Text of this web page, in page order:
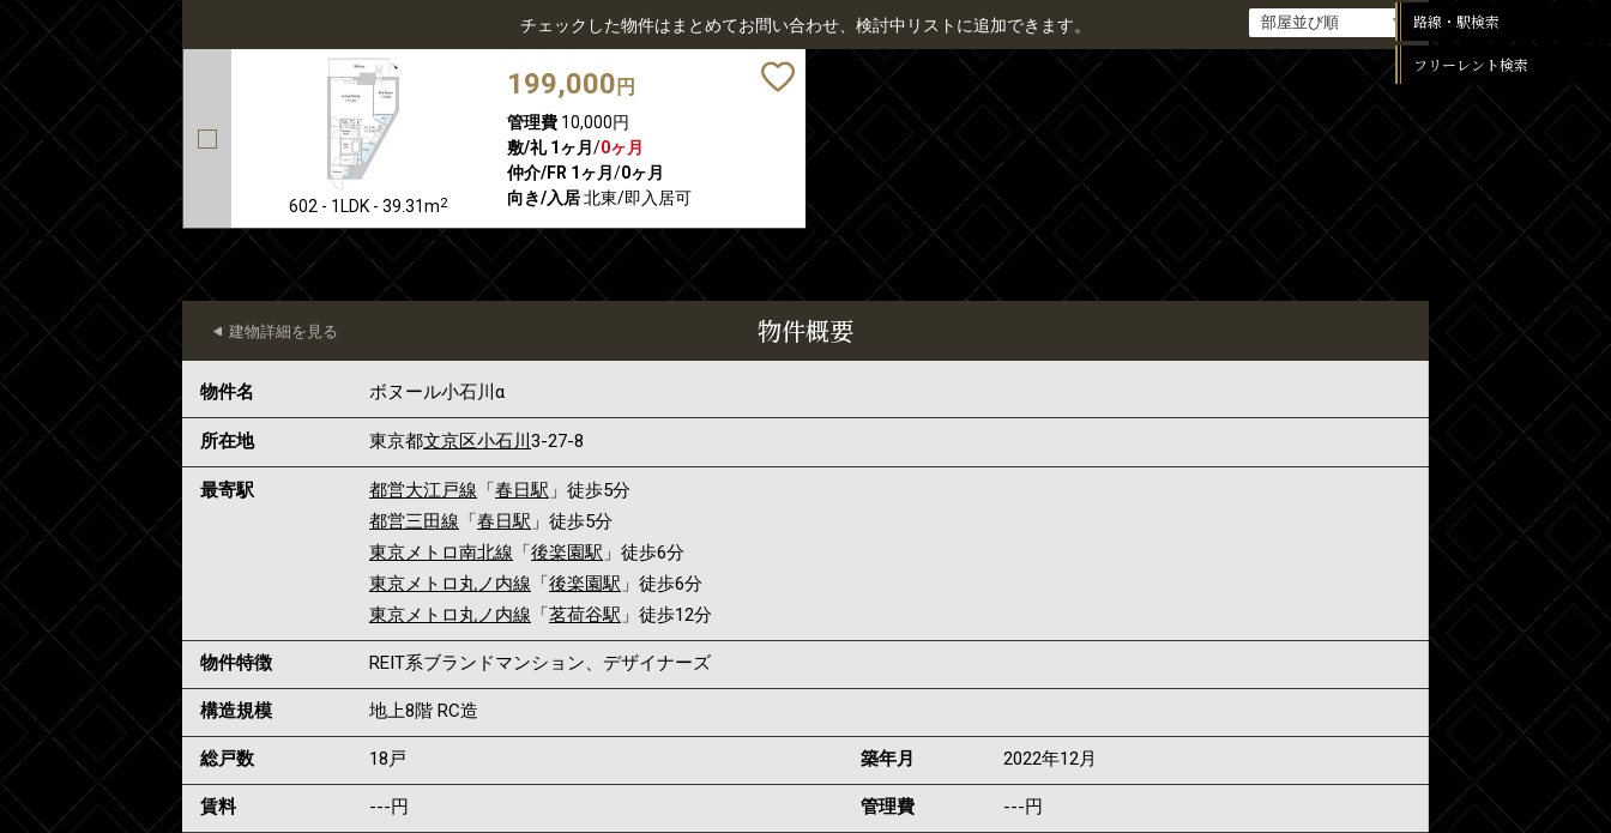
チェックした物件はまとめてお問い合わせ、検討中リストに追加できます。
602 - 1LDK - 39.31m2
199,000 円
管理費10,000円
敷/礼 1ヶ月 /0ヶ月
仲介/FR 1ヶ月 /0ヶ月
向き/入居北東/即入居可
物件概要
建物詳細を見る
物件名 ボヌール小石川α
所在地 東京都文京区小石川 3-27-8
最寄駅 都営大江戸線 「春日駅 」徒歩5分
都営三田線 「春日駅 」徒歩5分
東京メトロ南北線 「後楽園駅 」徒歩6分
東京メトロ丸ノ内線 「後楽園駅 」徒歩6分
東京メトロ丸ノ内線 「茗荷谷駅 」徒歩12分
物件特徴 REIT系ブランドマンション、デザイナーズ
構造規模 地上8階 RC造
総戸数 18戸 築年月 2022年12月
賃料 ---円 管理費 ---円
路線・駅検索
フリーレント検索